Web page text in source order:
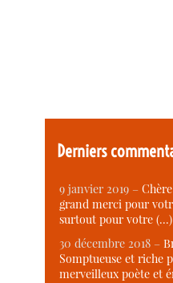
Derniers
9 janvier 2019 –
grand merci pour
surtout pour votre (…)
30 décembre 2018 –
Somptueuse et riche
merveilleux poète et